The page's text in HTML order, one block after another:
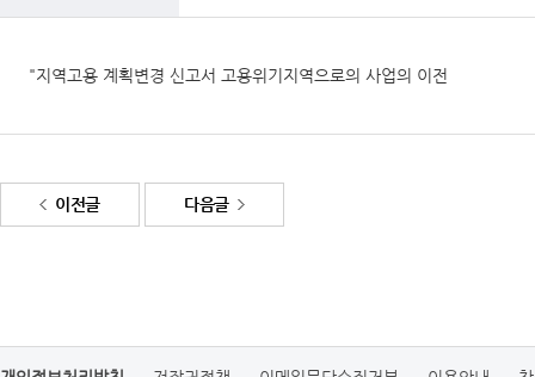
"지역고용 계획변경 신고서 고용위기지역으로의 사업의 이전
이전글 다음글